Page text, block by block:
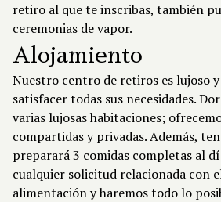
retiro al que te inscribas, también
ceremonias de vapor.
Alojamiento
Nuestro centro de retiros es lujoso
satisfacer todas sus necesidades.
varias lujosas habitaciones;
compartidas y privadas. Además,
preparará 3 comidas completas al
cualquier solicitud relacionada con
alimentación y haremos todo lo